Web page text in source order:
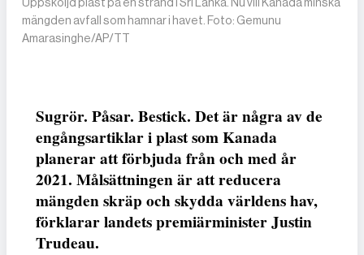
mängden avfall som hamnar i havet. Foto: Gemunu
Amarasinghe/AP/TT
Sugrör. Påsar. Bestick. Det är några av de
engångsartiklar i plast som Kanada
planerar att förbjuda från och med år
2021. Målsättningen är att reducera
mängden skräp och skydda världens hav,
förklarar landets premiärminister Justin
Trudeau.